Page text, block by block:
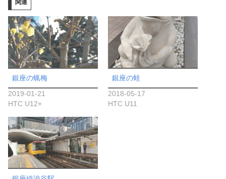
中…
関連
銀座の蝋梅
2019-01-21
HTC U12+
銀座の蛙
2018-05-17
HTC U11